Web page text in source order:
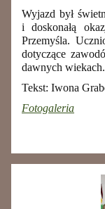
Wyjazd był
i doskonałą
Przemyśla.
dotyczące
dawnych wiekach.
Tekst: Iwona
Fotogaleria